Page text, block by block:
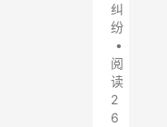
纠
纷
•
阅
读
2
6